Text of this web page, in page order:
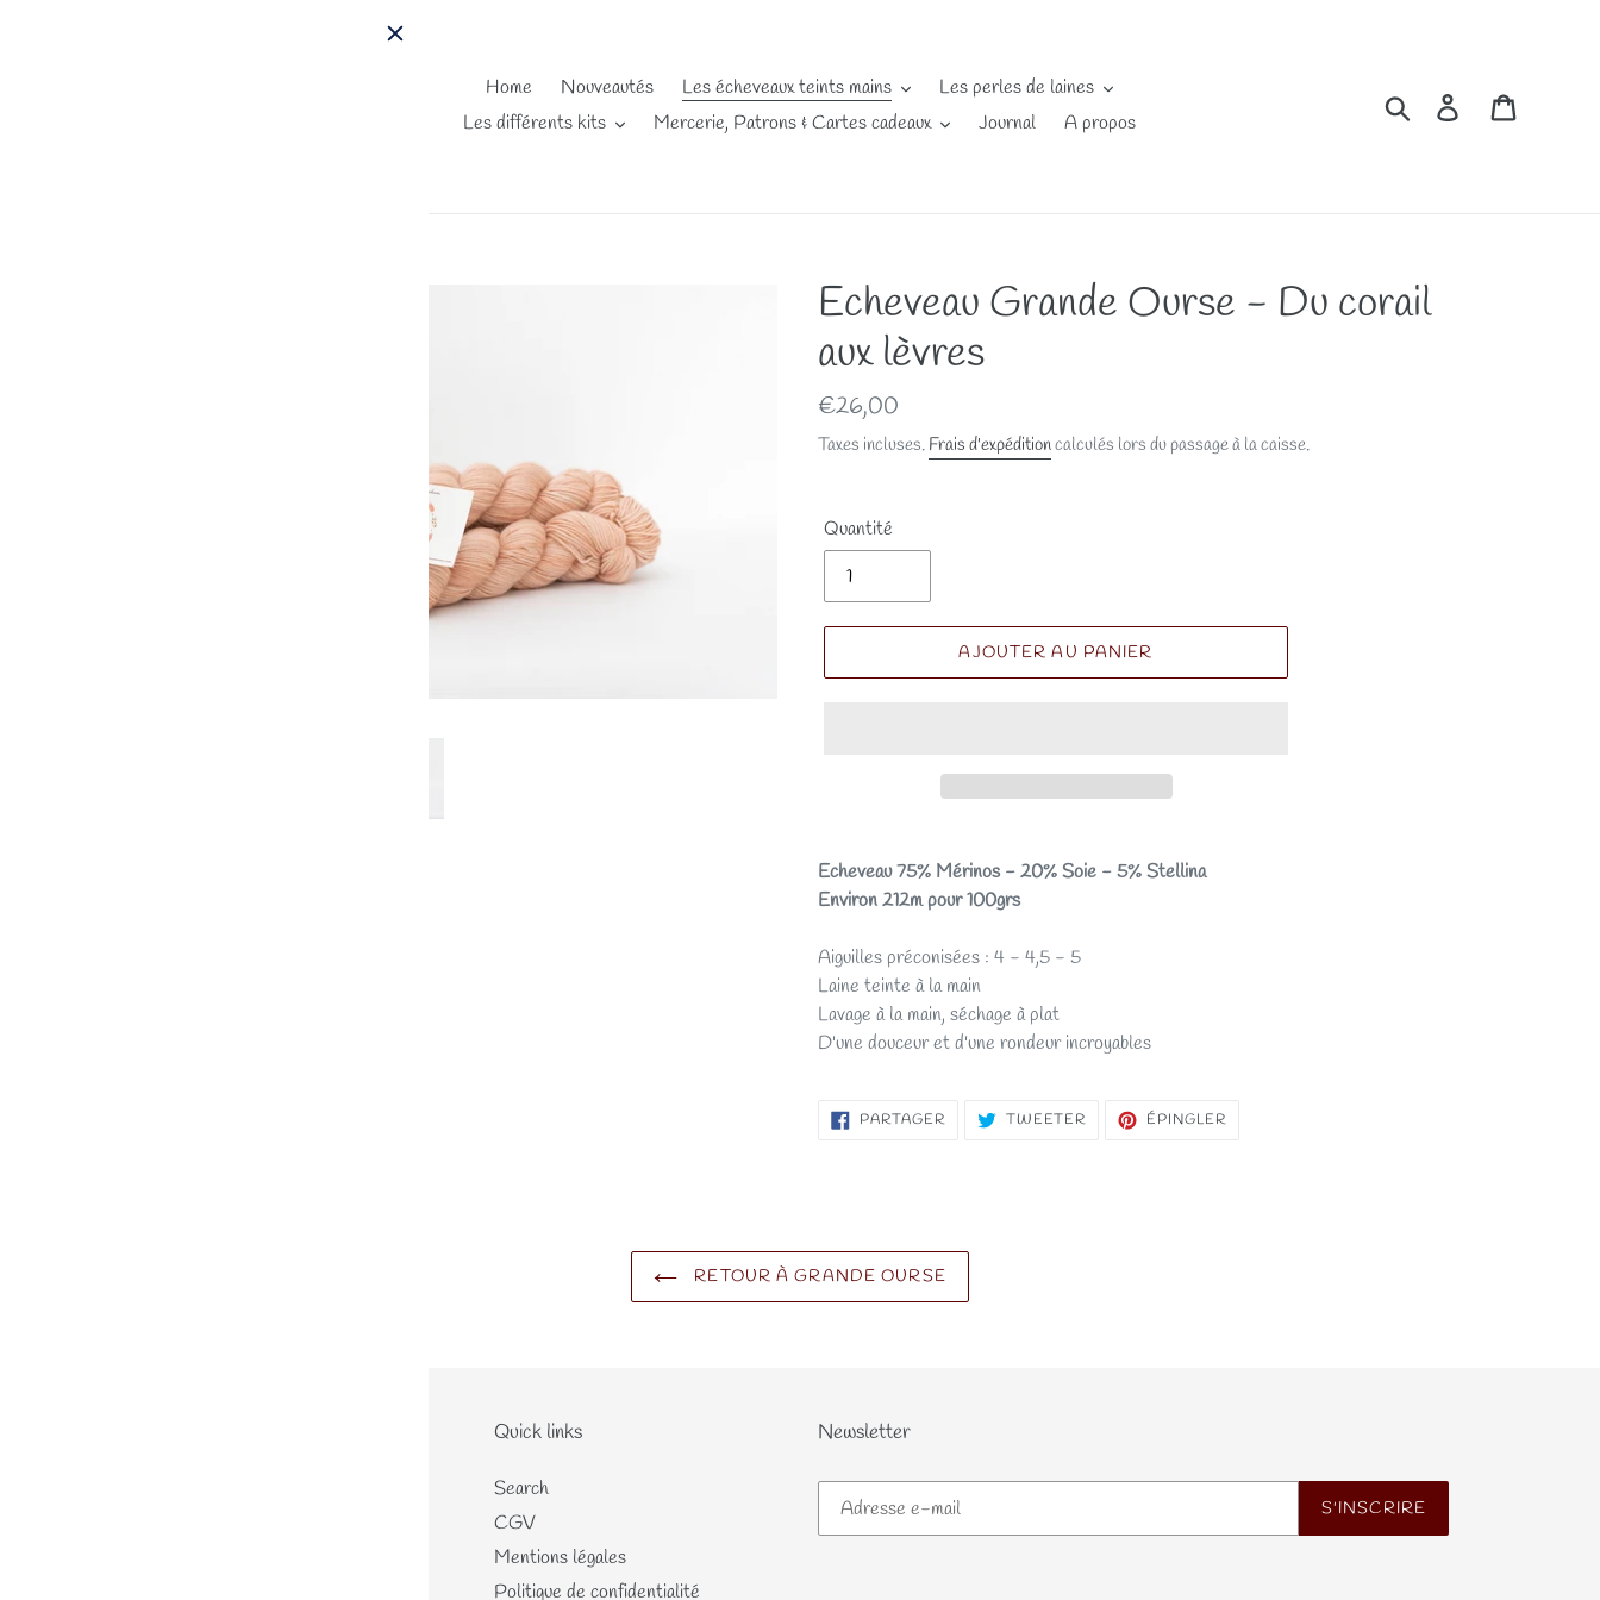
Home Nouveautés Les écheveaux teints mains
Les perles de laines
Les différents kits
Mercerie, Patrons & Cartes cadeaux Journal A propos
RechercherSe connecter
Echeveau Grande Ourse - Du corail
aux lèvres
Prix
normal
€26,00
Taxes incluses. Frais d'expéditioncalculés lors du passage à la caisse.
Quantité
AJOUTER AU PANIER
Echeveau 75% Mérinos - 20% Soie - 5% Stellina
Environ 212m pour 100grs
Aiguilles préconisées : 4 - 4,5 - 5
Laine teinte à la main
Lavage à la main, séchage à plat
D'une douceur et d'une rondeur incroyables
PARTAGERPARTAGER
SUR
TWEETER TWEETERÉPINGLER
RETOUR À GRANDE OURSE
Quick links
Search
CGV
Mentions légales
Politique de confidentialité
Newsletter
S'INSCRIRE